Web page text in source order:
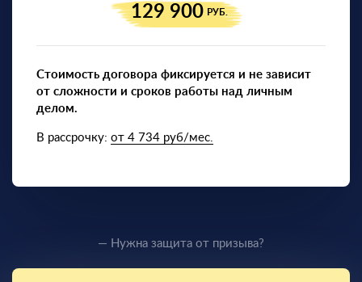
129 900 РУБ.
Стоимость договора фиксируется и не зависит
от сложности и сроков работы над личным
делом.
В рассрочку: от 4 734 руб/мес.
— Нужна защита от призыва?